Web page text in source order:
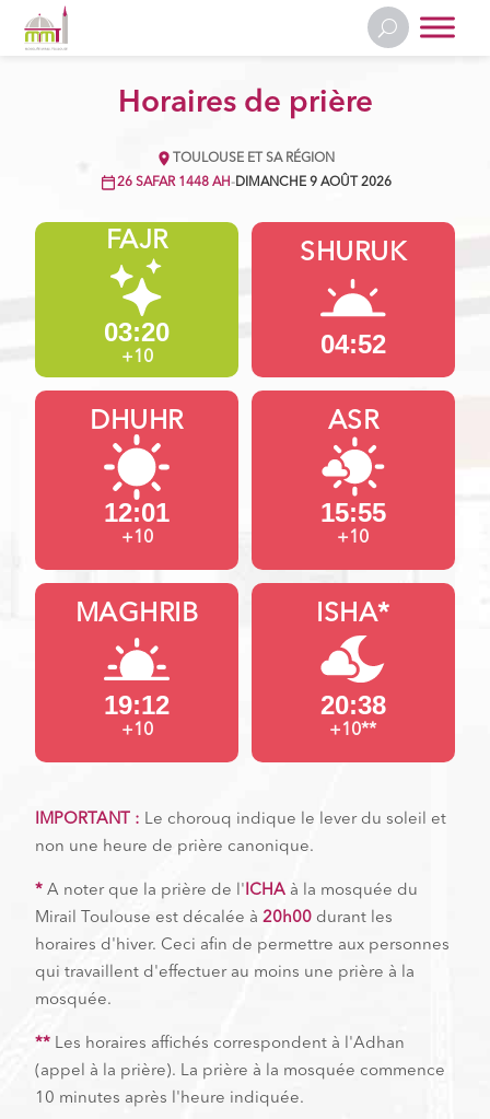
Horaires de prière
TOULOUSE ET SA RÉGION
26 SAFAR 1448 AH-DIMANCHE 9 AOÛT 2026
FAJR
03:20
+10
SHURUK
04:52
DHUHR
12:01
+10
ASR
15:55
+10
MAGHRIB
19:12
+10
ISHA*
20:38
+10**
IMPORTANT : Le chorouq indique le lever du soleil et
non une heure de prière canonique.
* A noter que la prière de l' ICHA à la mosquée du
Mirail Toulouse est décalée à20h00 durant les
horaires d'hiver. Ceci afin de permettre aux personnes
qui travaillent d'effectuer au moins une prière à la
mosquée.
** Les horaires affichés correspondent à l'Adhan
(appel à la prière). La prière à la mosquée commence
10 minutes après l'heure indiquée.